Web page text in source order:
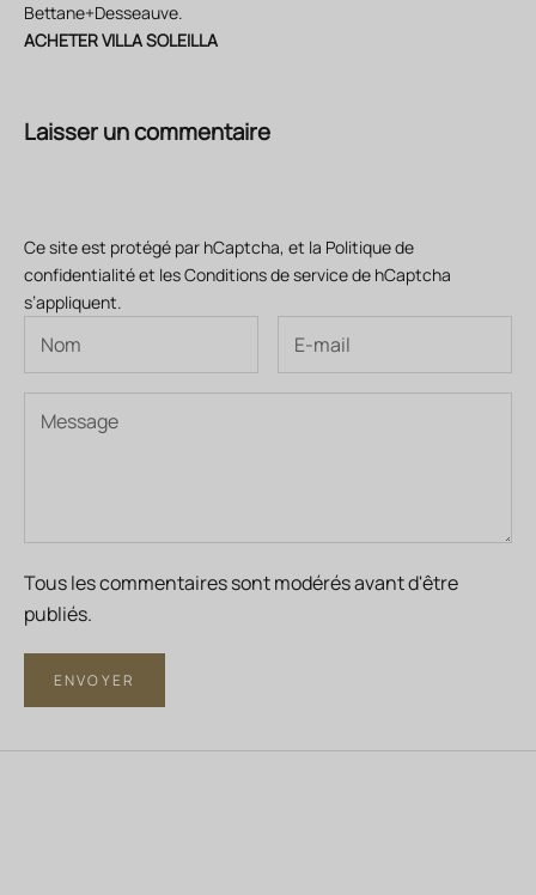
Bettane+Desseauve.
ACHETER VILLA SOLEILLA
Laisser un commentaire
Ce site est protégé par hCaptcha, et la Politique de
confidentialitéet lesConditions de servicede hCaptcha
s’appliquent.
Tous les commentaires sont modérés avant d'être
publiés.
ENVOYER